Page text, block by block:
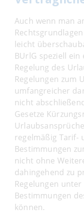
Auch wenn man
leicht
BUrlG speziell
Regelung des
Regelungen zum
umfangreicher
nicht
Gesetze
regelmäßig Tarif-
Bestimmungen
nicht ohne
dahingehend zu
Regelungen
Bestimmungen
können.